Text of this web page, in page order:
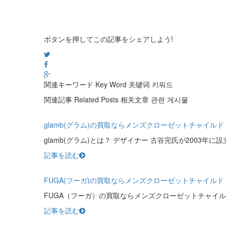
ボタンを押してこの記事をシェアしよう!
関連キーワード Key Word 关键词 키워드
関連記事 Related Posts 相关文章 관련 게시물
glamb(グラム)の買取ならメンズクローゼットチャイルド
glamb(グラム)とは？ デザイナー 古谷完氏が2003年に
記事を読む
FUGA(フーガ)の買取ならメンズクローゼットチャイルド
FUGA（フーガ）の買取ならメンズクローゼットチャイ
記事を読む